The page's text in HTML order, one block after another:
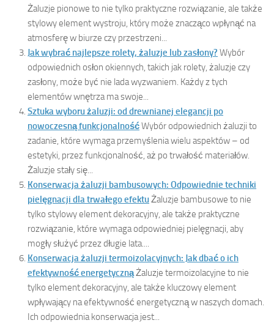
Żaluzje pionowe to nie tylko praktyczne rozwiązanie, ale także
stylowy element wystroju, który może znacząco wpłynąć na
atmosferę w biurze czy przestrzeni...
Jak wybrać najlepsze rolety, żaluzje lub zasłony? Wybór
odpowiednich osłon okiennych, takich jak rolety, żaluzje czy
zasłony, może być nie lada wyzwaniem. Każdy z tych
elementów wnętrza ma swoje...
Sztuka wyboru żaluzji: od drewnianej elegancji po
nowoczesną funkcjonalnośćWybór odpowiednich żaluzji to
zadanie, które wymaga przemyślenia wielu aspektów – od
estetyki, przez funkcjonalność, aż po trwałość materiałów.
Żaluzje stały się...
Konserwacja żaluzji bambusowych: Odpowiednie techniki
pielęgnacji dla trwałego efektuŻaluzje bambusowe to nie
tylko stylowy element dekoracyjny, ale także praktyczne
rozwiązanie, które wymaga odpowiedniej pielęgnacji, aby
mogły służyć przez długie lata....
Konserwacja żaluzji termoizolacyjnych: Jak dbać o ich
efektywność energetycznąŻaluzje termoizolacyjne to nie
tylko element dekoracyjny, ale także kluczowy element
wpływający na efektywność energetyczną w naszych domach.
Ich odpowiednia konserwacja jest...